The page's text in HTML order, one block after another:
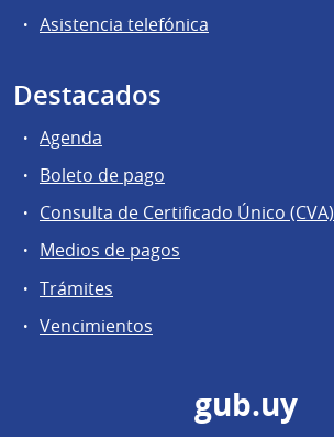
Asistencia telefónica
Destacados
Agenda
Boleto de pago
Consulta de Certificado Único (CVA)
Medios de pagos
Trámites
Vencimientos
gub.uy